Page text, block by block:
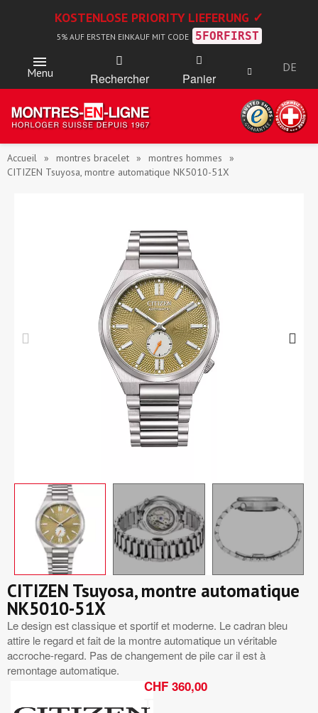
KOSTENLOSE PRIORITY LIEFERUNG ✓
5% AUF ERSTEN EINKAUF MIT CODE 5FORFIRST
Menu Rechercher Panier
DE
Accueil montres bracelet
montres hommes
CITIZEN Tsuyosa, montre automatique NK5010-51X
CITIZEN Tsuyosa, montre automatique
NK5010-51X
Le design est classique et sportif et moderne. Le cadran bleu
attire le regard et fait de la montre automatique un véritable
accroche-regard. Pas de changement de pile car il est à
remontage automatique.
CHF 360,00
TTC